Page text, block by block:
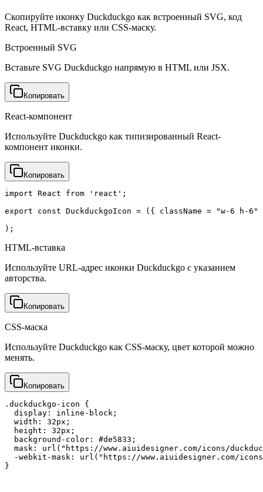
Скопируйте иконку Duckduckgo как встроенный SVG, код
React, HTML-вставку или CSS-маску.
Встроенный SVG
Вставьте SVG Duckduckgo напрямую в HTML или JSX.
Копировать
React-компонент
Используйте Duckduckgo как типизированный React-
компонент иконки.
Копировать
import React from 'react';
export const DuckduckgoIcon = ({ className = "w-6
);
HTML-вставка
Используйте URL-адрес иконки Duckduckgo с указанием
авторства.
Копировать
CSS-маска
Используйте Duckduckgo как CSS-маску, цвет которой можно
менять.
Копировать
.duckduckgo-icon {
  display: inline-block;
  width: 32px;
  height: 32px;
  background-color: #de5833;
mask: url("https://www.aiuidesigner.com/icons/
-webkit-mask: url("https://www.aiuidesigner.com/
}